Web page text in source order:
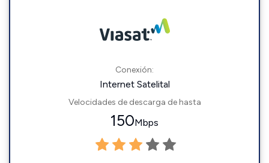
Conexión:
Internet Satelital
Velocidades de descarga de hasta
150Mbps